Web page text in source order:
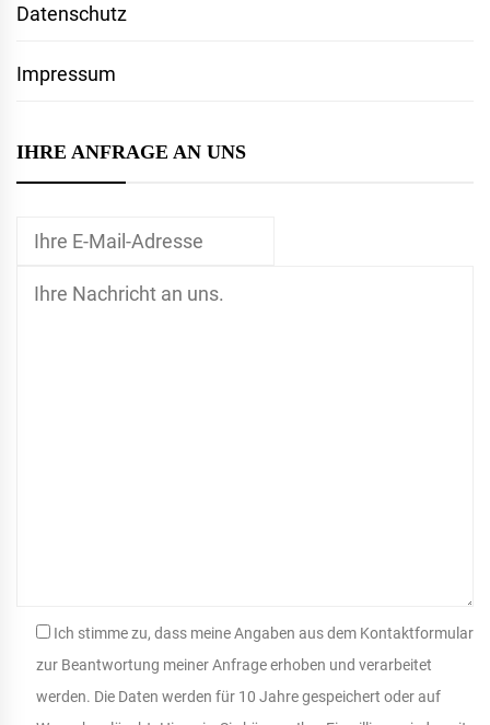
Datenschutz
Impressum
IHRE ANFRAGE AN UNS
Ich stimme zu, dass meine Angaben aus dem Kontaktformular
zur Beantwortung meiner Anfrage erhoben und verarbeitet
werden. Die Daten werden für 10 Jahre gespeichert oder auf